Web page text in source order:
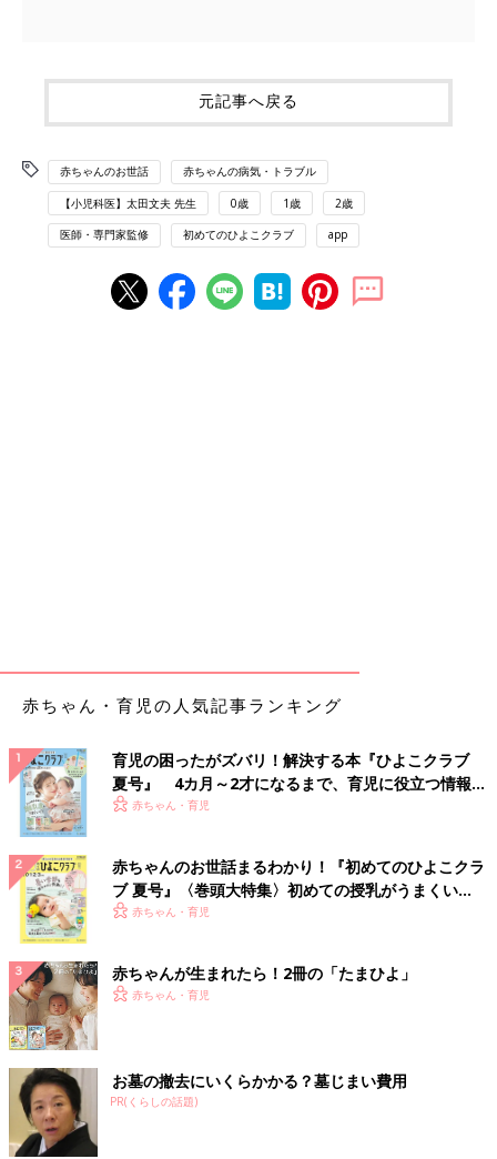
元記事へ戻る
赤ちゃんのお世話 赤ちゃんの病気・トラブル
【小児科医】太田文夫 先生 0歳 1歳 2歳
医師・専門家監修 初めてのひよこクラブ app
赤ちゃん・育児の人気記事ランキング
育児の困ったがズバリ！解決する本『ひよこクラブ
夏号』 4カ月～2才になるまで、育児に役立つ情報が
いっぱい！
赤ちゃん・育児
赤ちゃんのお世話まるわかり！『初めてのひよこクラ
ブ 夏号』〈巻頭大特集〉初めての授乳がうまくい
く！ おっぱい・ミルクの基本と夏のトラブル 解決テ
赤ちゃん・育児
赤ちゃんが生まれたら！2冊の「たまひよ」
赤ちゃん・育児
お墓の撤去にいくらかかる？墓じまい費用
PR(くらしの話題)